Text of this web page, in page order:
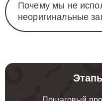
Почему мы не
неоригинальные